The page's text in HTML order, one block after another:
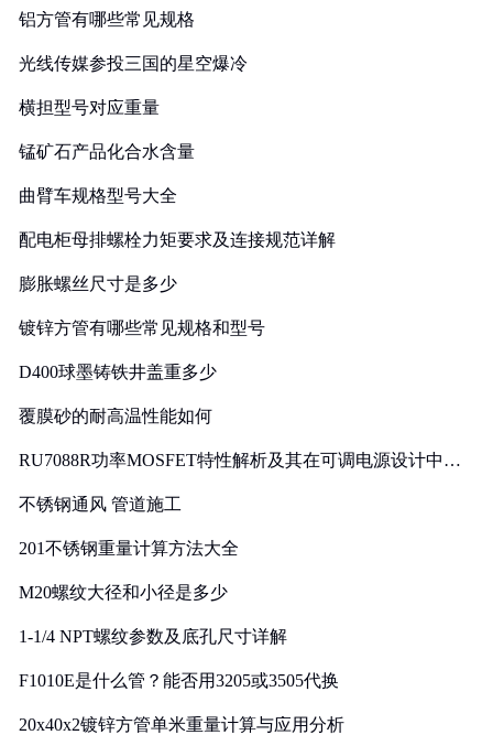
铝方管有哪些常见规格
光线传媒参投三国的星空爆冷
横担型号对应重量
锰矿石产品化合水含量
曲臂车规格型号大全
配电柜母排螺栓力矩要求及连接规范详解
膨胀螺丝尺寸是多少
镀锌方管有哪些常见规格和型号
D400球墨铸铁井盖重多少
覆膜砂的耐高温性能如何
RU7088R功率MOSFET特性解析及其在可调电源设计中的
不锈钢通风 管道施工
201不锈钢重量计算方法大全
M20螺纹大径和小径是多少
1-1/4 NPT螺纹参数及底孔尺寸详解
F1010E是什么管？能否用3205或3505代换
20x40x2镀锌方管单米重量计算与应用分析